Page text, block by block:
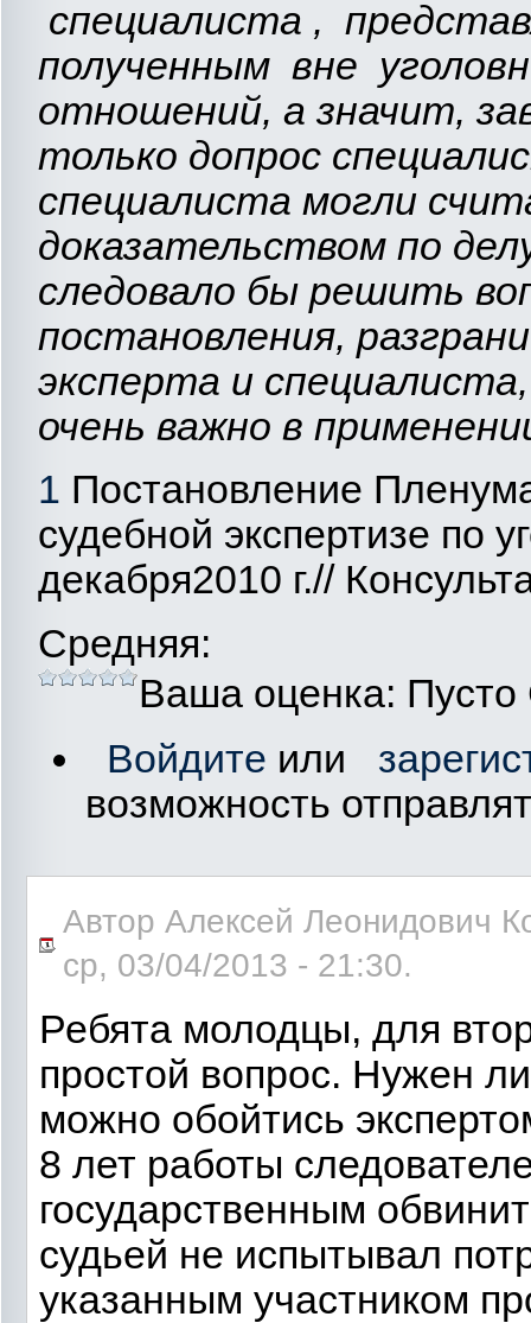
специалиста ,
полученным вне
отношений, а значит,
только допрос
специалиста могли
доказательством по
следовало бы решить
постановления,
эксперта и
очень важно в
1 Постановление
судебной экспертизе по
декабря2010 г.//
Средняя:
Ваша оценка: Пусто
Войдите или
возможность
Автор Алексей Леонидович
ср, 03/04/2013 - 21:30.
Ребята молодцы, для
простой вопрос. Нужен
можно обойтись
8 лет работы
государственным
судьей не испытывал
указанным участником